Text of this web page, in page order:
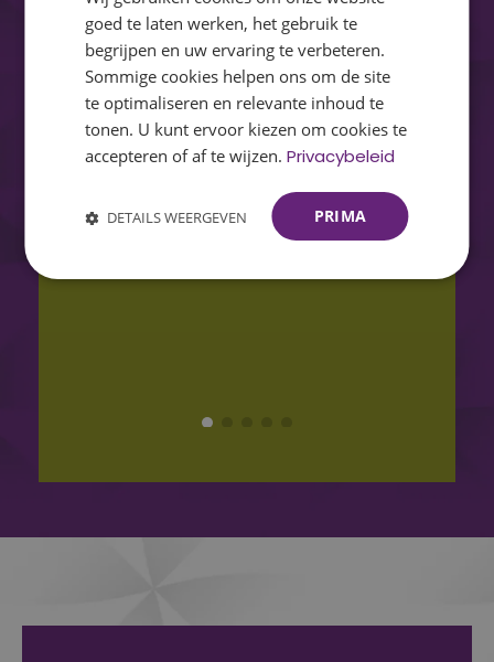
uitstekend verzorgd.
10
goed te laten werken, het gebruik te
begrijpen en uw ervaring te verbeteren.
Sommige cookies helpen ons om de site
te optimaliseren en relevante inhoud te
tonen. U kunt ervoor kiezen om cookies te
accepteren of af te wijzen.Privacybeleid
PRIMA
DETAILS WEERGEVEN